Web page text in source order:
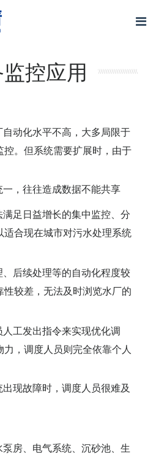
控应用
动化水平不高，大多局限于
。但系统需要扩展时，由于
，往往造成数据不能共享
足日益增长的集中监控、分
合现在城市对污水处理系统
后续处理等的自动化程度较
较差，无法及时浏览水厂的
工发出指令来实现优化调
，调度人员则完全依靠个人
现故障时，调度人员很难及
房、电气系统、沉砂池、生
联网
功案例
于我们